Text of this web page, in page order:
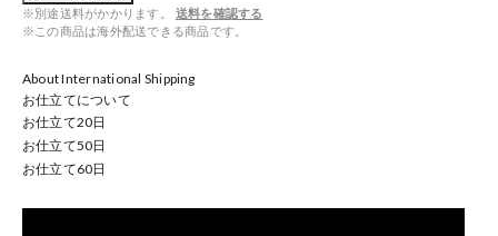
※別途送料がかかります。
送料を確認する
※この商品は海外配送できる商品です。
About International Shipping
お仕立てについて
お仕立て20日
お仕立て50日
お仕立て60日